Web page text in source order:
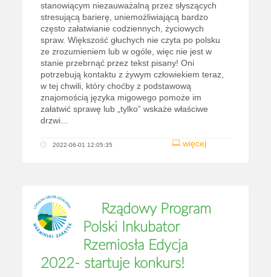
stanowiącym niezauważalną przez słyszących
stresującą barierę, uniemożliwiającą bardzo
często załatwianie codziennych, życiowych
spraw. Większość głuchych nie czyta po polsku
ze zrozumieniem lub w ogóle, więc nie jest w
stanie przebrnąć przez tekst pisany! Oni
potrzebują kontaktu z żywym człowiekiem teraz,
w tej chwili, który choćby z podstawową
znajomością języka migowego pomoże im
załatwić sprawę lub „tylko” wskaże właściwe
drzwi...
więcej
2022-06-01 12:05:35
Rządowy Program
Polski Inkubator
Rzemiosła Edycja
2022- startuje konkurs!